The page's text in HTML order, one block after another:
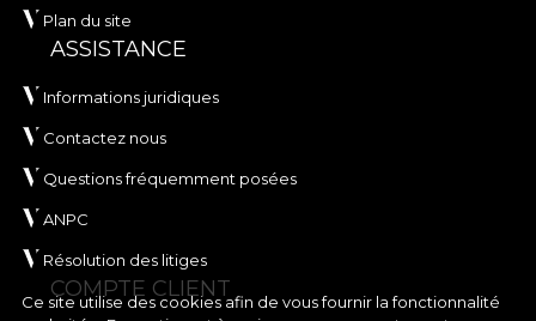
Ce site utilise des cookies afin de vous fournir la fonctionnalité
Plan du site
ASSISTANCE
Informations juridiques
Contactez nous
Questions fréquemment posées
ANPC
Résolution des litiges
COMPTE CLIENT